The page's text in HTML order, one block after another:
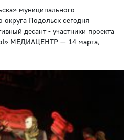
муниципального
округа Подольск сегодня
десант - участники проекта
МЕДИАЦЕНТР — 14 марта,